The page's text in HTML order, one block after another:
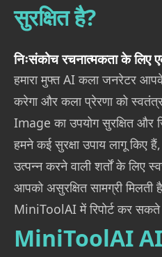
सुरक्षित है?
निःसंकोच रचनात्मकता के लिए
हमारा मुफ्त AI कला जनरेटर
करेगा और कला प्रेरणा को
Image का उपयोग सुरक्षित और
हमने कई सुरक्षा उपाय लागू किए
उत्पन्न करने वाली शर्तों के लिए
आपको असुरक्षित सामग्री
MiniToolAI में रिपोर्ट कर
MiniToolAI AI